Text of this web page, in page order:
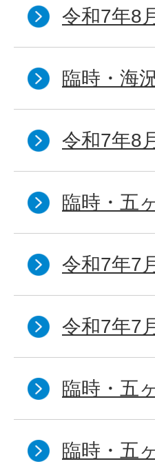
令和7年8
臨時・海
令和7年8
臨時・五
令和7年7
令和7年7
臨時・五
臨時・五